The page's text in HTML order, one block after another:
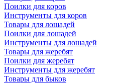
Поилки для коров
Инструменты для коров
Товары для лошадей
Поилки для лошадей
Инструменты для лошадей
Товары для жеребят
Поилки для жеребят
Инструменты для жеребят
Товары для быков